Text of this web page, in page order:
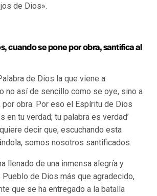
de Dios».
cuando se pone por obra, santifica al
de Dios la que viene a
no así de sencillo como se oye, sino a
obra. Por eso el Espíritu de Dios
en tu verdad; tu palabra es verdad’
decir que, escuchando esta
somos nosotros santificados.
llenado de una inmensa alegría y
Pueblo de Dios más que agradecido,
que se ha entregado a la batalla